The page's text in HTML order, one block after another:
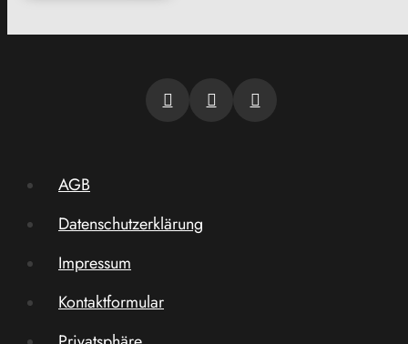
AGB
Datenschutzerklärung
Impressum
Kontaktformular